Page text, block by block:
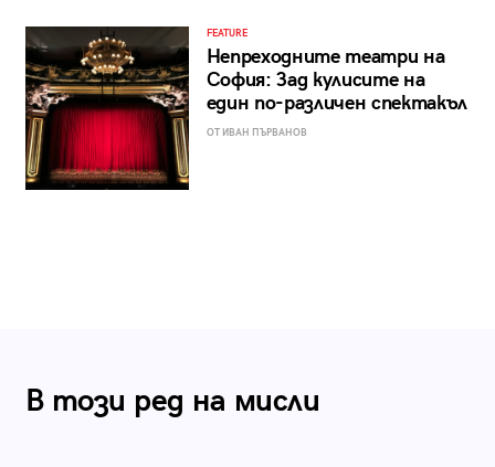
FEATURE
Непреходните театри на
София: Зад кулисите на
един по-различен спектакъл
ОТ ИВАН ПЪРВАНОВ
В този ред на мисли